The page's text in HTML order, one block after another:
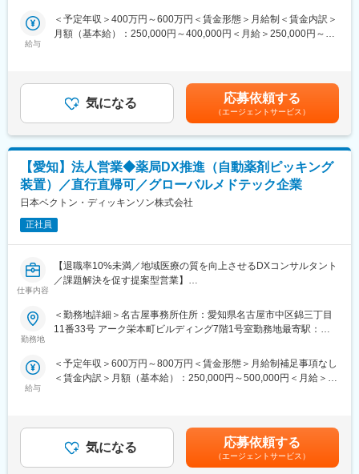
■キャリアパス
■就業環境／福利厚生
・年間休日122日（土日祝休み）
・残業月20時間程度
・毎週水曜日ノー残業デー
・育児短時間勤務制度あり
その他、充実した福利厚生をご用意しています。
■当社の強み
す。実際の評価試験や開発部門との連携を通じて、医療機器なら
ではの高度なシミュレーション技術や専門知識を身につけられる
変更の範囲：会社の定める業務
■採用背景
組織の体制強化に伴い、募集を行っております。事業拡大をする
■業務概要
契約関連とコンプライアンス関連業務がメイン業務となります。
・各種契約書作成、審査、交渉
└売買契約、秘密保持契約、業務委託契約、 個人情報保護関連契
約など
・契約書原本管理
・英文契約書の作成、審査、交渉
※語学に特化したメンバーや部隊がおりますので、入社時に語学力
が無くとも安心して業務を行える環境です。
【コンプライアンス業務】
・社内コンプライアンス研修の実施
【法務相談業務】
・顧問弁護士との窓口業務
・訴訟対応 等
■在宅勤務
出勤日数の30％を限度として在宅勤務あり。
給与
＜予定年収＞400万円～600万円＜賃金形態＞月給制＜賃金内訳＞
月額（基本給）：250,000円～400,000円＜月給＞250,000円～
金はあくまでも目安の金額であり、選考を通じて上下する可能性
があります。月給(月額)は固定手当を含めた表記です。
気になる 応募依頼する
（エージェントサービス）
【愛知】法人営業◆薬局DX推進（自動薬剤ピッキング
装置）／直行直帰可／グローバルメドテック企業
日本ベクトン・ディッキンソン株式会社
正社員
仕事内容
【退職率10%未満／地域医療の質を向上させるDXコンサルタント
／課題解決を促す提案型営業】
「BD Rowa ソリューション」
薬局および病院の業務を自動化し、医療従事者の働き方を根本的
入った箱やボトルを自動で取り出して払い出します。
また、昼夜を問わず空いた時間に使用頻度に応じて最も効率的な
■業務内容
営業活動においてはパートナー企業との連携や展示会などを通じ
て新規顧客の開拓に取り組んでいます。
勤務地
＜勤務地詳細＞名古屋事務所住所：愛知県名古屋市中区錦三丁目
11番33号 アーク栄本町ビルディング7階1号室勤務地最寄駅：名
更の範囲：会社の定める事業所
給与
＜予定年収＞600万円～800万円＜賃金形態＞月給制補足事項なし
＜賃金内訳＞月額（基本給）：250,000円～500,000円＜月給＞
ます。賃金はあくまでも目安の金額であり、選考を通じて上下す
る可能性があります。月給(月額)は固定手当を含めた表記です。
気になる 応募依頼する
（エージェントサービス）